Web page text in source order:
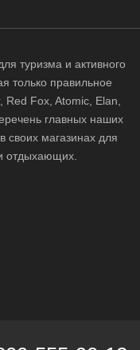
туризма и активного
только правильное
Fox, Atomic, Elan,
главных наших
своих магазинах для
отдыхающих.